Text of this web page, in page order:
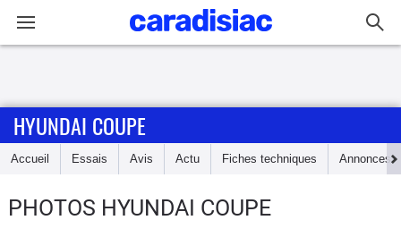
Accueil
Essais
HYUNDAI COUPE
Accueil Essais Avis Actu Fiches techniques Annonces
PHOTOS HYUNDAI COUPE